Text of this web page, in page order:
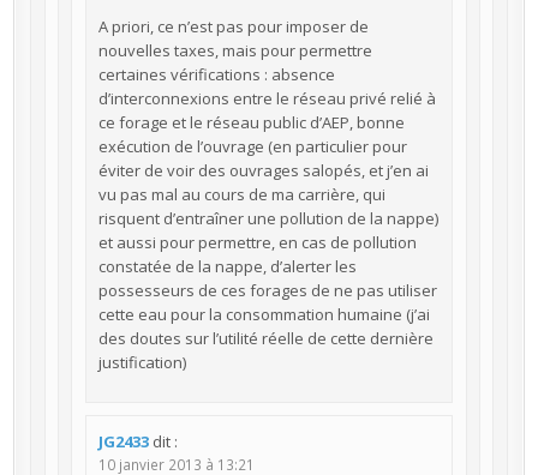
A priori, ce n’est pas pour imposer de
nouvelles taxes, mais pour permettre
certaines vérifications : absence
d’interconnexions entre le réseau privé relié à
ce forage et le réseau public d’AEP, bonne
exécution de l’ouvrage (en particulier pour
éviter de voir des ouvrages salopés, et j’en ai
vu pas mal au cours de ma carrière, qui
risquent d’entraîner une pollution de la nappe)
et aussi pour permettre, en cas de pollution
constatée de la nappe, d’alerter les
possesseurs de ces forages de ne pas utiliser
cette eau pour la consommation humaine (j’ai
des doutes sur l’utilité réelle de cette dernière
justification)
JG2433 dit :
10 janvier 2013 à 13:21